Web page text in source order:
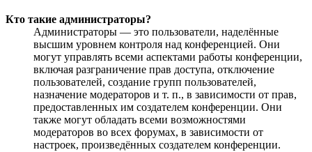
Кто такие администраторы?
Администраторы — это пользователи, наделённые
высшим уровнем контроля над конференцией. Они
могут управлять всеми аспектами работы конференции,
включая разграничение прав доступа, отключение
пользователей, создание групп пользователей,
назначение модераторов и т. п., в зависимости от прав,
предоставленных им создателем конференции. Они
также могут обладать всеми возможностями
модераторов во всех форумах, в зависимости от
настроек, произведённых создателем конференции.